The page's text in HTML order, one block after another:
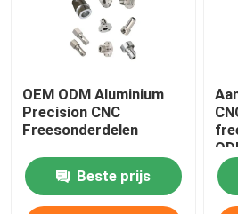
OEM ODM Aluminium
Precision CNC
Freesonderdelen
Beste prijs